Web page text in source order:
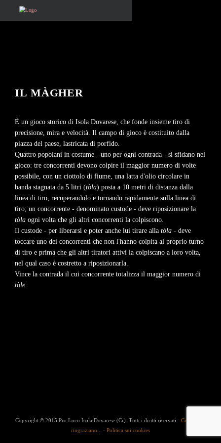
IL MÀGHER
È un gioco storico di Isola Dovarese, che fonde insieme tiro di
precisione, mira e velocità. Il campo di gioco è costituito dalla
piazza del paese, lastricata di porfido.
Quattro popolani in costume - uno per ogni contrada - si sfidano nel
gioco: tre concorrenti devono colpire il maggior numero di volte
possibile, con un ciottolo di fiume, una latta d'olio circolare in
banda stagnata da 5 litri (tòla) posta a 10 metri di distanza dalla
linea di tiro, recuperandolo e tornando rapidamente sulla linea di
tiro; un concorrente - denominato custode - deve riposizionare la
tòla ogni volta che gli altri concorrenti la colpiscono.
Il custode - per liberarsi e poter anche lui tirare alla tòla - deve
toccare uno dei concorrenti che non l'hanno colpita al proprio turno
di tiro e prima che gli altri tiratori attivi la colpiscano a loro volta,
nel qual caso è costretto a riposizionarla.
Vince la contrada il cui concorrente totalizza il maggior numero di
tòle.
Copyright © 2015 Pro Loco Isola Dovarese (Cr). Tutti i diritti riservati - Credits
ringraziano...
- Politica sui cookies